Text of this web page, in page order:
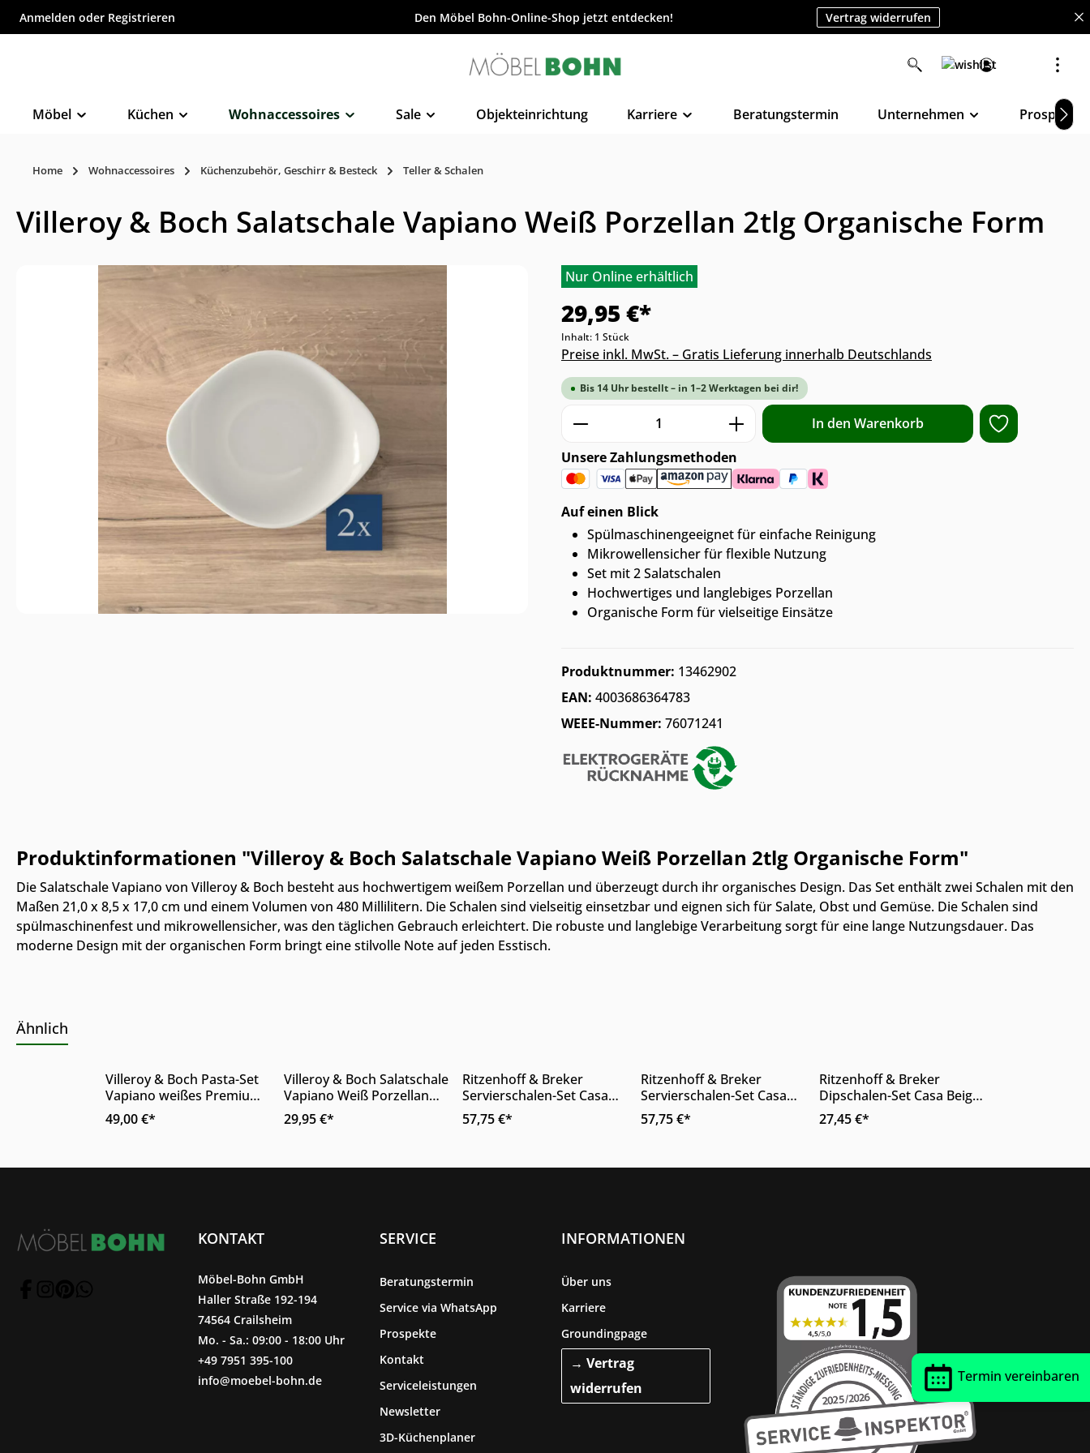
springen
Anmelden oder Registrieren Den Möbel Bohn-Online-Shop jetzt entdecken! Vertrag widerrufen
Möbel Küchen Wohnaccessoires Sale Objekteinrichtung Karriere Beratungstermin Unternehmen Prospekte
Home Wohnaccessoires Küchenzubehör, Geschirr & Besteck Teller & Schalen
Villeroy & Boch Salatschale Vapiano Weiß Porzellan 2tlg Organische Form
Nur Online erhältlich
29,95 €*
Inhalt: 1 Stück
Preise inkl. MwSt. – Gratis Lieferung innerhalb Deutschlands
Bis 14 Uhr bestellt – in 1–2 Werktagen bei dir!
Produkt Anzahl: Gib den gewünschten Wert ein oder
In den Warenkorb
Unsere Zahlungsmethoden
Auf einen Blick
Spülmaschinengeeignet für einfache Reinigung
Mikrowellensicher für flexible Nutzung
Set mit 2 Salatschalen
Hochwertiges und langlebiges Porzellan
Organische Form für vielseitige Einsätze
Produktnummer: 13462902
EAN: 4003686364783
WEEE-Nummer: 76071241
Produktinformationen "Villeroy & Boch Salatschale Vapiano Weiß Porzellan 2tlg Organische Form"
Die Salatschale Vapiano von Villeroy & Boch besteht aus hochwertigem weißem Porzellan und überzeugt durch ihr organisches Design. Das Set enthält zwei Schalen mit den
Maßen 21,0 x 8,5 x 17,0 cm und einem Volumen von 480 Millilitern. Die Schalen sind vielseitig einsetzbar und eignen sich für Salate, Obst und Gemüse. Die Schalen sind
spülmaschinenfest und mikrowellensicher, was den täglichen Gebrauch erleichtert. Die robuste und langlebige Verarbeitung sorgt für eine lange Nutzungsdauer. Das
moderne Design mit der organischen Form bringt eine stilvolle Note auf jeden Esstisch.
Ähnlich
Produkt Anzahl: Gib den gewünschten Wert ein oder benutze die Schaltflächen, um die Anzahl zu
Villeroy & Boch Pasta-Set
Vapiano weißes Premium-
Porzellan oval stoßfest
49,00 €*
Produkt Anzahl: Gib den gewünschten Wert ein oder benutze die Schaltflächen, um
Villeroy & Boch Salatschale
Vapiano Weiß Porzellan
2tlg Organische Form
29,95 €*
Produkt Anzahl: Gib den gewünschten Wert ein oder benutze die
Ritzenhoff & Breker
Servierschalen-Set Casa
blaues Porzellan zweiteilig
57,75 €*
Produkt Anzahl: Gib den gewünschten Wert
Ritzenhoff & Breker
Servierschalen-Set Casa
Beige Porzellan zweiteilig
57,75 €*
Produkt Anzahl: Gib den
Ritzenhoff & Breker
Dipschalen-Set Casa Beige
Porzellan sechsteilig
27,45 €*
KONTAKT
Möbel-Bohn GmbH
Haller Straße 192-194
74564 Crailsheim
Mo. - Sa.: 09:00 - 18:00 Uhr
+49 7951 395-100
info@moebel-bohn.de
SERVICE
Beratungstermin
Service via WhatsApp
Prospekte
Kontakt
Serviceleistungen
Newsletter
3D-Küchenplaner
INFORMATIONEN
Über uns
Karriere
Groundingpage
→ Vertrag
widerrufen
Termin vereinbaren